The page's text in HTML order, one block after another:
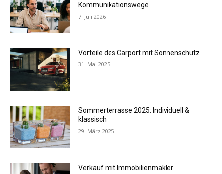
Kommunikationswege
7. Juli 2026
Vorteile des Carport mit Sonnenschutz
31. Mai 2025
Sommerterrasse 2025: Individuell &
klassisch
29. März 2025
Verkauf mit Immobilienmakler